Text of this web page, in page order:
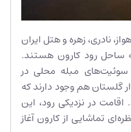
نادری، زهره و هتل ایران
ساحل رود کارون هستند.
سوئیت‌های مبله محلی در
گلستان هم وجود دارند که
در نزدیکی رود، این
تماشایی از کارون آغاز